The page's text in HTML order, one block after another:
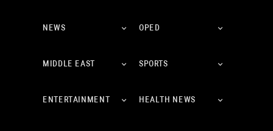
NEWS OPED
MIDDLE EAST SPORTS
ENTERTAINMENT HEALTH NEWS